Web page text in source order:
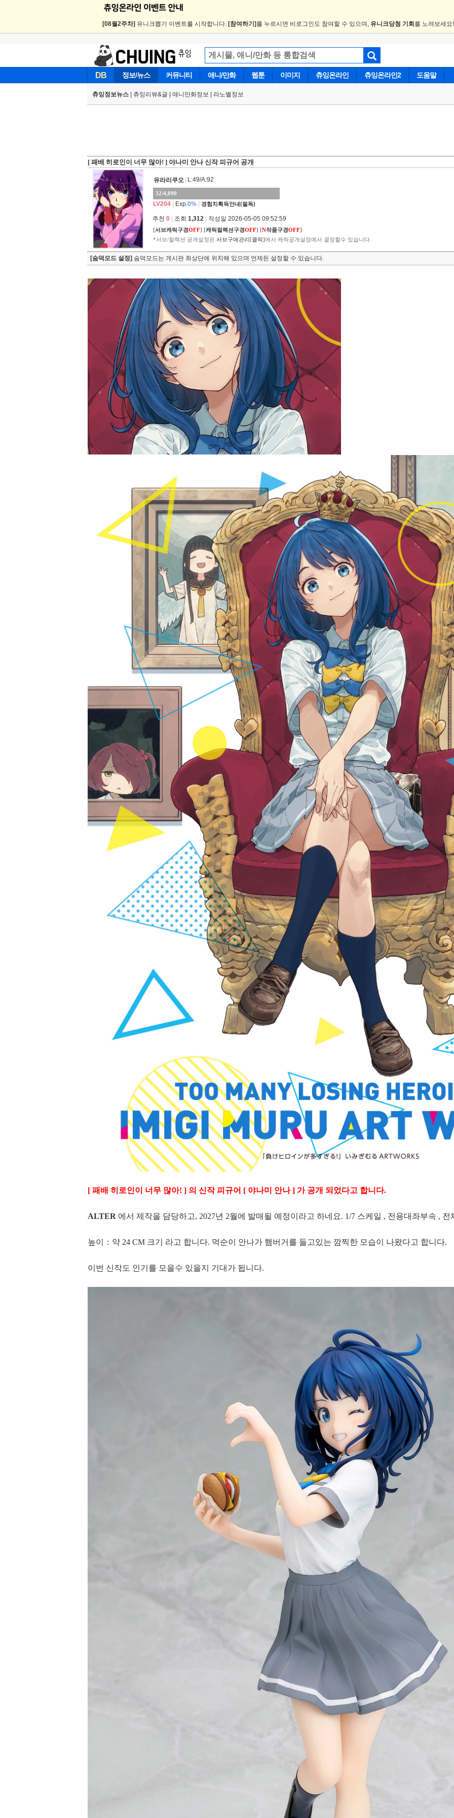
[08월2주차] 유니크뽑기 이벤트를 시작합니다. [참여하기] 를 누르시면 비로그인도 참여할 수 있으며, 유니크당첨 기회 를 노려보세
DB 정보/뉴스 커뮤니티 애니/만화 웹툰 이미지 츄잉온라인 츄잉온라인2 도움말
츄잉정보뉴스 츄잉리뷰&글 애니만화정보 라노벨정보
[ 패배 히로인이 너무 많아! ] 야나미 안나 신작 피규어 공개
유라리쿠오 L:49/A:92
32/4,090
LV204 Exp.0% 경험치획득안내[필독]
추천 0 조회 1,312 작성일 2026-05-05 09:52:59
[서브캐릭구경OFF] [캐릭컬렉션구경OFF] [N작품구경OFF]
*서브/컬렉션 공개설정은 서브구매관리[클릭]에서 캐릭공개설정에서 결정할수 있습니다.
[숨덕모드 설정] 숨덕모드는 게시판 최상단에 위치해 있으며 언제든 설정할 수 있습니다.
[ 패배 히로인이 너무 많아! ] 의 신작 피규어 [ 야나미 안나 ] 가 공개 되었다고 합니다.
ALTER 에서 제작을 담당하고, 2027년 2월에 발매될 예정이라고 하네요. 1/7 스케일 , 전용대좌부속 , 전
높이：약 24 CM 크기 라고 합니다. 먹순이 안나가 햄버거를 들고있는 깜찍한 모습이 나왔다고 합니다.
이번 신작도 인기를 모을수 있을지 기대가 됩니다.